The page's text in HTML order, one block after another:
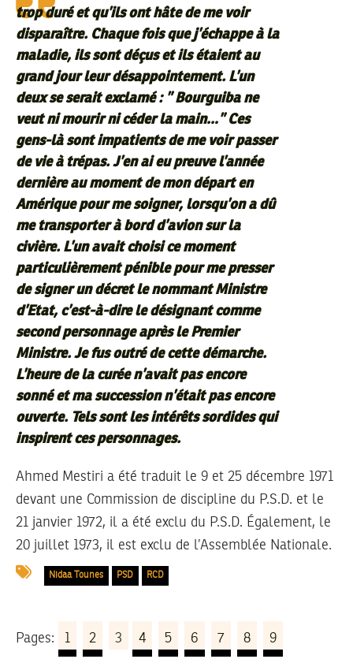
trop duré et qu’ils ont hâte de me voir
disparaître. Chaque fois que j’échappe à la
maladie, ils sont déçus et ils étaient au
grand jour leur désappointement. L’un
deux se serait exclamé : ” Bourguiba ne
veut ni mourir ni céder la main…” Ces
gens-là sont impatients de me voir passer
de vie à trépas. J’en ai eu preuve l’année
dernière au moment de mon départ en
Amérique pour me soigner, lorsqu’on a dû
me transporter à bord d’avion sur la
civière. L’un avait choisi ce moment
particulièrement pénible pour me presser
de signer un décret le nommant Ministre
d’Etat, c’est-à-dire le désignant comme
second personnage après le Premier
Ministre. Je fus outré de cette démarche.
L’heure de la curée n’avait pas encore
sonné et ma succession n’était pas encore
ouverte. Tels sont les intérêts sordides qui
inspirent ces personnages.
Ahmed Mestiri a été traduit le 9 et 25 décembre 1971
devant une Commission de discipline du P.S.D. et le
21 janvier 1972, il a été exclu du P.S.D. Également, le
20 juillet 1973, il est exclu de l’Assemblée Nationale.
Nidaa Tounes PSD RCD
Pages: 1 2 3 4 5 6 7 8 9